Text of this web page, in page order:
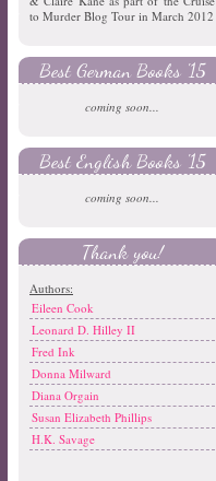
to Murder Blog Tour in March 2012
Best German Books '15
coming soon...
Best English Books '15
coming soon...
Thank you!
Authors:
Eileen Cook
Leonard D. Hilley II
Fred Ink
Donna Milward
Diana Orgain
Susan Elizabeth Phillips
H.K. Savage